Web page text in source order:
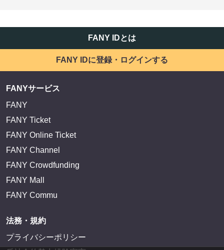
FANY IDとは
FANY IDに登録・ログインする
FANYサービス
FANY
FANY Ticket
FANY Online Ticket
FANY Channel
FANY Crowdfunding
FANY Mall
FANY Commu
法務・規約
プライバシーポリシー